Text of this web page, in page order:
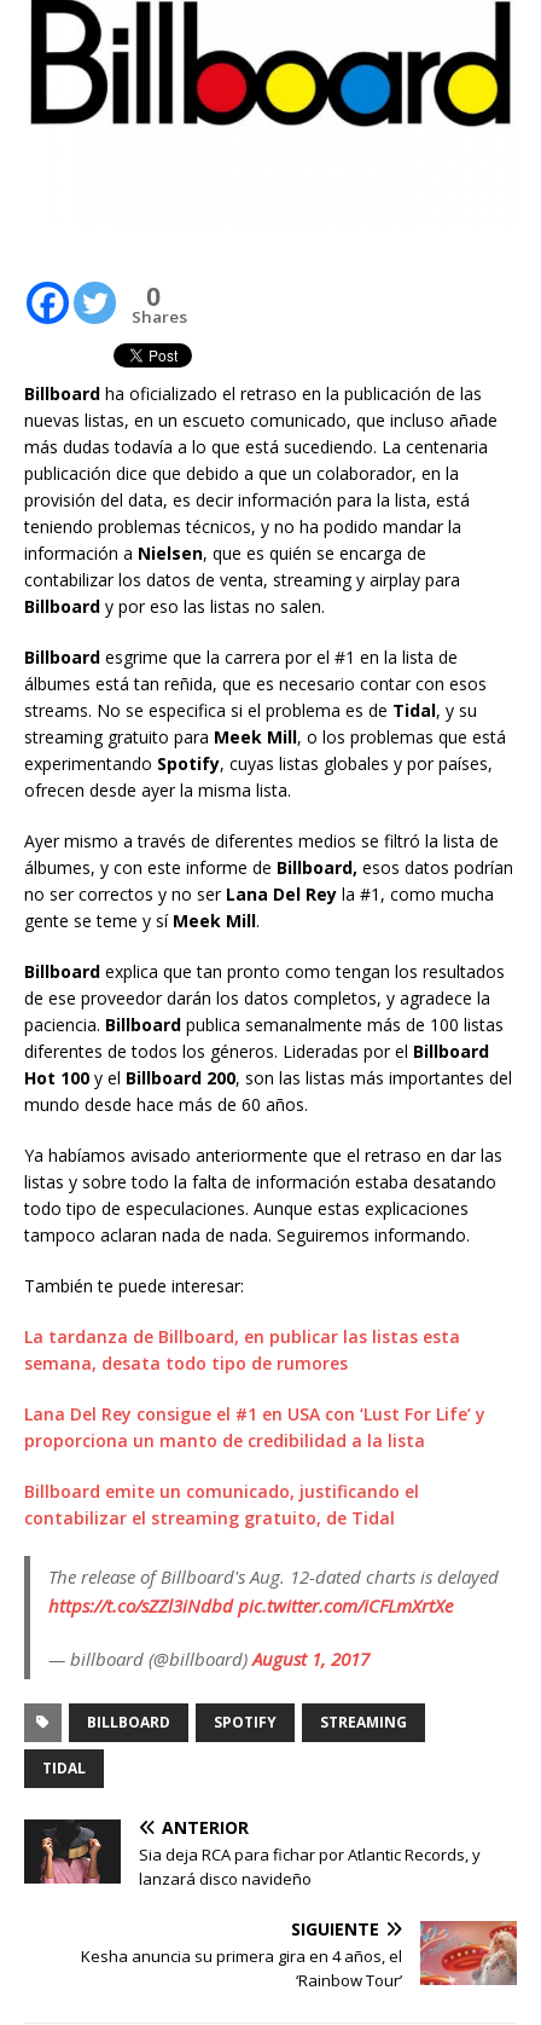
0
Shares
Billboard ha oficializado el retraso en la publicación de las
nuevas listas, en un escueto comunicado, que incluso añade
más dudas todavía a lo que está sucediendo. La centenaria
publicación dice que debido a que un colaborador, en la
provisión del data, es decir información para la lista, está
teniendo problemas técnicos, y no ha podido mandar la
información a Nielsen, que es quién se encarga de
contabilizar los datos de venta, streaming y airplay para
Billboard y por eso las listas no salen.
Billboard esgrime que la carrera por el #1 en la lista de
álbumes está tan reñida, que es necesario contar con esos
streams. No se especifica si el problema es de Tidal, y su
streaming gratuito para Meek Mill, o los problemas que está
experimentando Spotify, cuyas listas globales y por países,
ofrecen desde ayer la misma lista.
Ayer mismo a través de diferentes medios se filtró la lista de
álbumes, y con este informe de Billboard, esos datos podrían
no ser correctos y no serLana Del Rey la #1, como mucha
gente se teme y sí Meek Mill.
Billboard explica que tan pronto como tengan los resultados
de ese proveedor darán los datos completos, y agradece la
paciencia. Billboard publica semanalmente más de 100 listas
diferentes de todos los géneros. Lideradas por el Billboard
Hot 100 y el Billboard 200, son las listas más importantes del
mundo desde hace más de 60 años.
Ya habíamos avisado anteriormente que el retraso en dar las
listas y sobre todo la falta de información estaba desatando
todo tipo de especulaciones. Aunque estas explicaciones
tampoco aclaran nada de nada. Seguiremos informando.
También te puede interesar:
La tardanza de Billboard, en publicar las listas esta
semana, desata todo tipo de rumores
Lana Del Rey consigue el #1 en USA con ‘Lust For Life’ y
proporciona un manto de credibilidad a la lista
Billboard emite un comunicado, justificando el
contabilizar el streaming gratuito, de Tidal
The release of Billboard's Aug. 12-dated charts is delayed
https://t.co/sZZl3iNdbd pic.twitter.com/iCFLmXrtXe
— billboard (@billboard)August 1, 2017
BILLBOARD SPOTIFY STREAMING
TIDAL
ANTERIOR
Sia deja RCA para fichar por Atlantic Records, y
lanzará disco navideño
SIGUIENTE
Kesha anuncia su primera gira en 4 años, el
‘Rainbow Tour’